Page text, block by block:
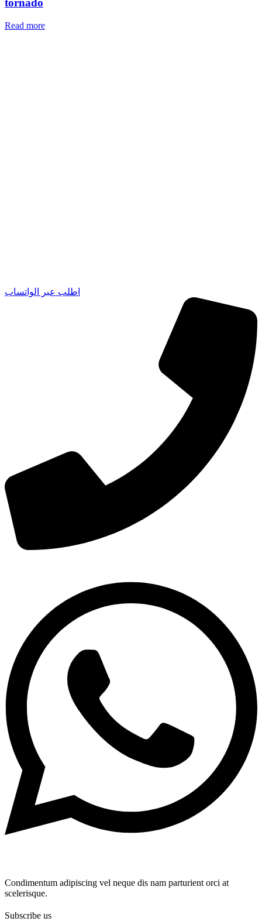
tornado
Read more
اطلب عبر الواتساب
Condimentum adipiscing vel neque dis nam parturient orci at
scelerisque.
Subscribe us